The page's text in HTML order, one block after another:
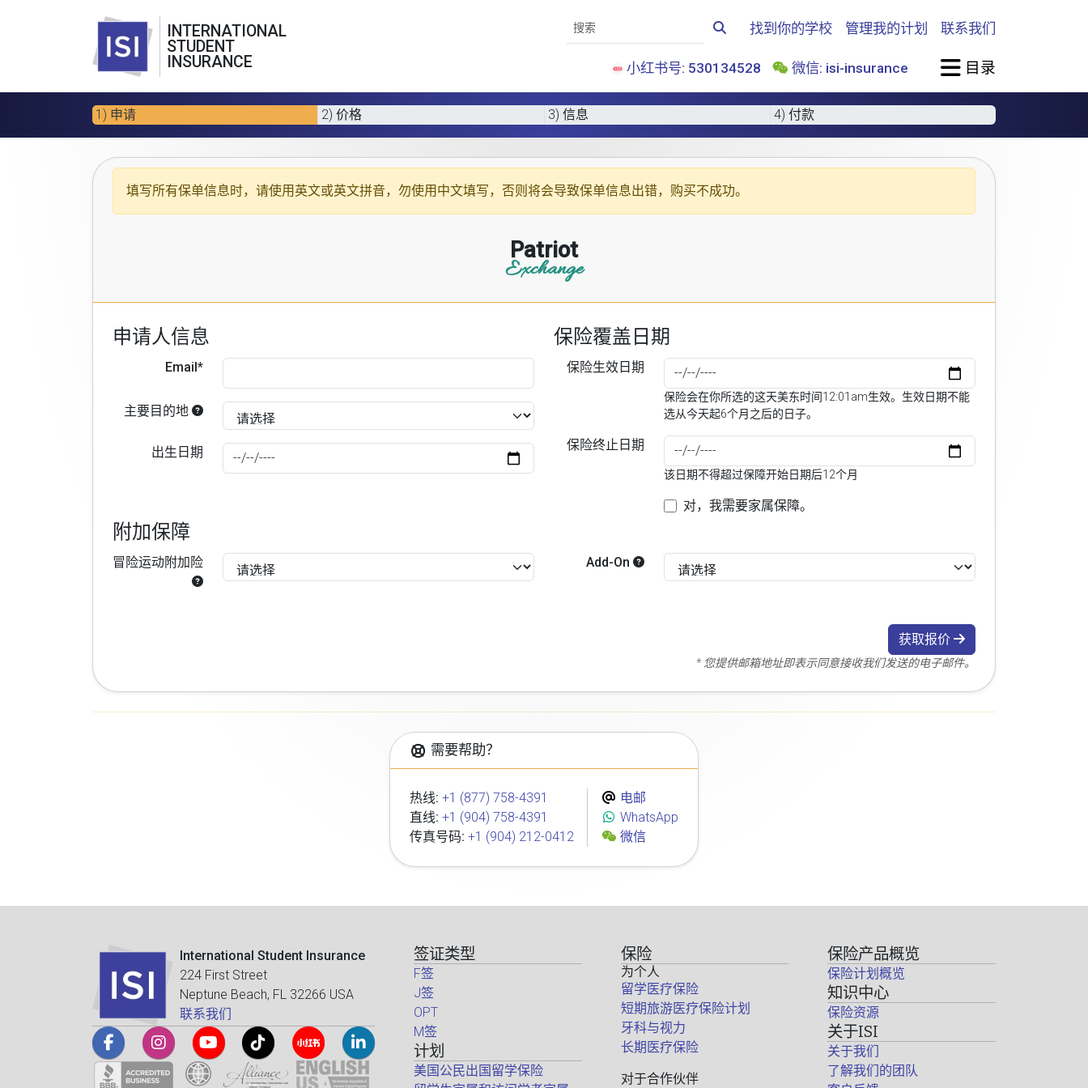
INTERNATIONAL
STUDENT
INSURANCE
找到你的学校 管理我的计划 联系我们
小红书号: 530134528 微信: isi-insurance 目录
1) 申请 2) 价格 3) 信息 4) 付款
填写所有保单信息时，请使用 英文或英文拼音，勿使用中文填写，否则将会导致保单信息出错，购买不成功。
Patriot
Exchange
申请人信息
Email*
主要目的地
出生日期
保险覆盖日期
保险生效日期
保险会在你所选的这天美东时间12:01am生效。生效日期不能
选从今天起6个月之后的日子。
保险终止日期
该日期不得超过保障开始日期后12个月
对，我需要家属保障。
附加保障
冒险运动附加险 Add-On
获取报价
* 您提供邮箱地址即表示同意接收我们发送的电子邮件。
需要帮助？
热线: +1 (877) 758-4391
直线: +1 (904) 758-4391
传真号码: +1 (904) 212-0412
电邮
WhatsApp
微信
International Student Insurance
224 First Street
Neptune Beach, FL 32266 USA
联系我们
签证类型
F签
J签
OPT
M签
计划
美国公民出国留学保险
保险
为个人
留学医疗保险
短期旅游医疗保险计划
牙科与视力
长期医疗保险
对于合作伙伴
保险产品概览
保险计划概览
知识中心
保险资源
关于ISI
关于我们
了解我们的团队